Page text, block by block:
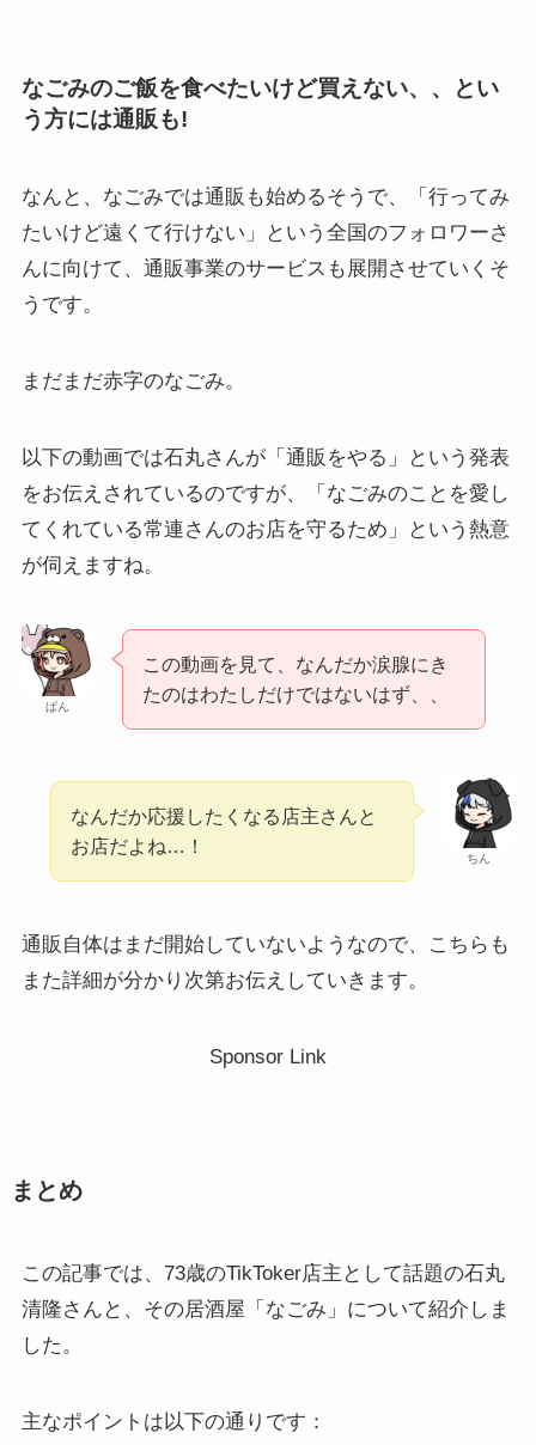
なごみのご飯を食べたいけど買えない、、とい
う方には通販も!
なんと、なごみでは通販も始めるそうで、「行ってみ
たいけど遠くて行けない」という全国のフォロワーさ
んに向けて、通販事業のサービスも展開させていくそ
うです。
まだまだ赤字のなごみ。
以下の動画では石丸さんが「通販をやる」という発表
をお伝えされているのですが、「なごみのことを愛し
てくれている常連さんのお店を守るため」という熱意
が伺えますね。
ぱん
この動画を見て、なんだか涙腺にき
たのはわたしだけではないはず、、
ちん
なんだか応援したくなる店主さんと
お店だよね…！
通販自体はまだ開始していないようなので、こちらも
また詳細が分かり次第お伝えしていきます。
Sponsor Link
まとめ
この記事では、73歳のTikToker店主として話題の石丸
清隆さんと、その居酒屋「なごみ」について紹介しま
した。
主なポイントは以下の通りです：